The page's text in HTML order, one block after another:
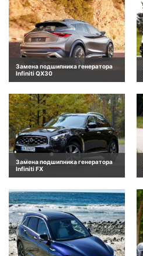
Замена подшипника генератора
Infiniti QX30
Замена подшипника генератора
Infiniti FX